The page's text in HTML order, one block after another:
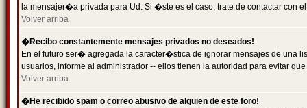
la mensajer�a privada para Ud. Si �ste es el caso, trate de contactar con
Volver arriba
�Recibo constantemente mensajes privados no deseados!
En el futuro ser� agregada la caracter�stica de ignorar mensajes de una
usuarios, informe al administrador -- ellos tienen la autoridad para evitar
Volver arriba
�He recibido spam o correo abusivo de alguien de este foro!